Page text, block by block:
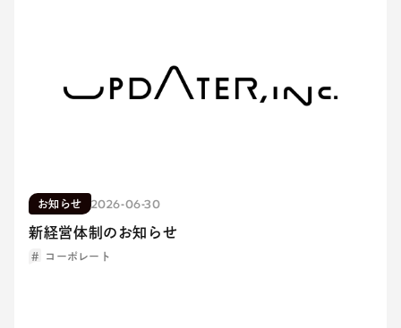
お知らせ 2026-06-30
新経営体制のお知らせ
コーポレート